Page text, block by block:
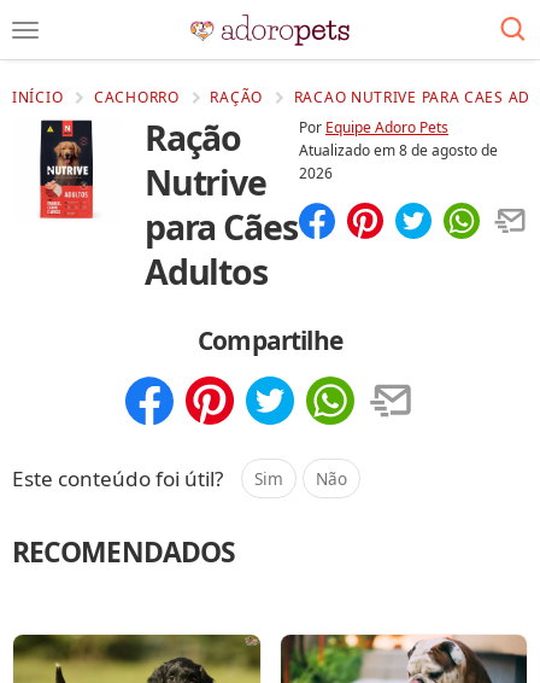
INÍCIO CACHORRO RAÇÃO RACAO NUTRIVE PARA CAES
Ração
Nutrive
para Cães
Adultos
Por Equipe Adoro Pets
Atualizado em8 de agosto de
2026
Compartilhe
Este conteúdo foi útil? Sim Não
RECOMENDADOS